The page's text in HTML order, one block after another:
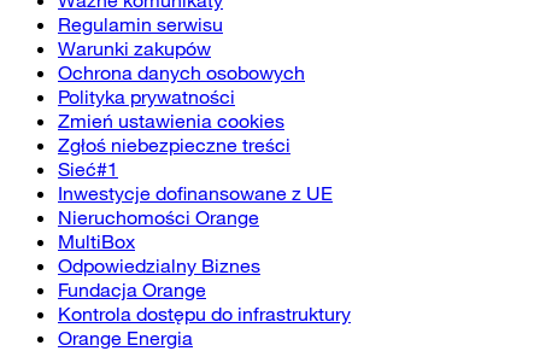
Regulamin serwisu
Warunki zakupów
Ochrona danych osobowych
Polityka prywatności
Zmień ustawienia cookies
Zgłoś niebezpieczne treści
Sieć#1
Inwestycje dofinansowane z UE
Nieruchomości Orange
MultiBox
Odpowiedzialny Biznes
Fundacja Orange
Kontrola dostępu do infrastruktury
Orange Energia